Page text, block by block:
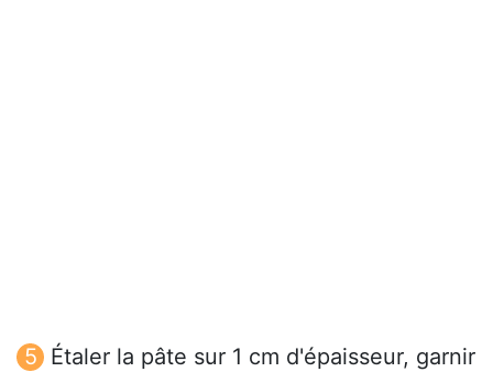
Étaler la pâte sur 1 cm d'épaisseur, garnir